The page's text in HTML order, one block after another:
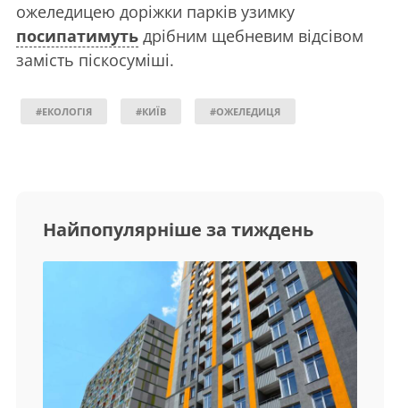
ожеледицею доріжки парків узимку
посипатимуть дрібним щебневим відсівом
замість піскосуміші.
#ЕКОЛОГІЯ #КИЇВ #ОЖЕЛЕДИЦЯ
Найпопулярніше за тиждень